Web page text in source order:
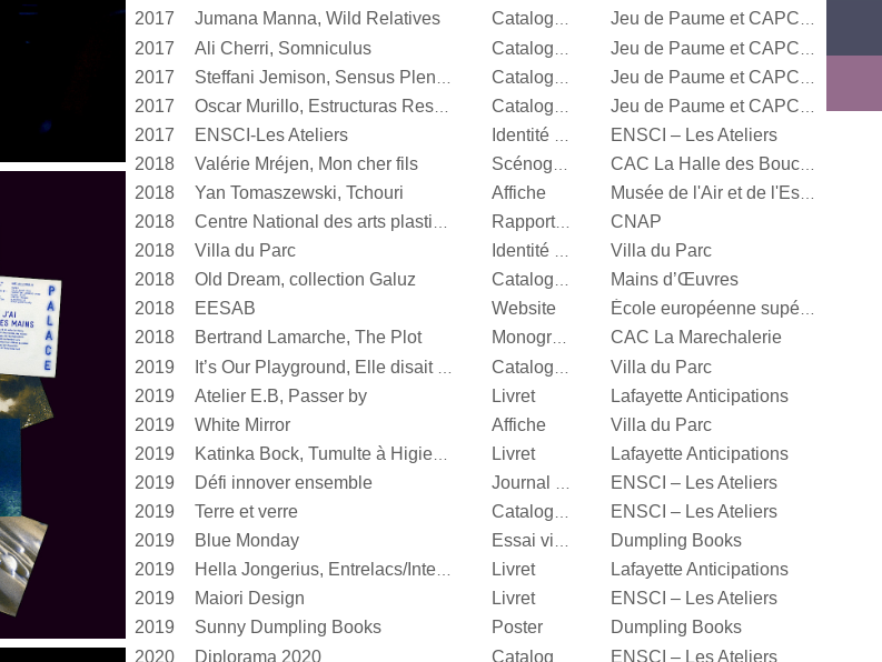
2017 Jumana Manna, Wild Relatives Catalogue d’exposition Jeu de Paume et CAPC Bordeaux
2017 Ali Cherri, Somniculus
2017
2017 Oscar Murillo, Estructuras Resonantes
2017 ENSCI-Les Ateliers
ENSCI – Les Ateliers
2018
Valérie Mréjen, Mon cher fils
2018 Yan Tomaszewski, Tchouri Affiche Musée de l'Air et de l'Espace
2018 Centre National des arts plastiques Rapport d’activité
CNAP
2018
Villa du Parc Identité visuelle
Villa du Parc
2018
Old Dream, collection Galuz Catalogue d’exposition
Mains d’Œuvres
2018
EESAB Website École européenne supérieure d'art de Bretagne
2018 Bertrand Lamarche, The Plot Monographie
CAC La Marechalerie
2019
Villa du Parc
2019
Atelier E.B, Passer by Livret
Lafayette Anticipations
2019
White Mirror Affiche
Villa du Parc
2019
Katinka Bock, Tumulte à Higienopolis Livret
Lafayette Anticipations
2019
Défi innover ensemble
ENSCI – Les Ateliers
2019
Terre et verre Catalogue d’exposition
ENSCI – Les Ateliers
2019
Blue Monday Essai visuel
Dumpling Books
2019
Hella Jongerius, Entrelacs/Interlace Livret
Lafayette Anticipations
2019
Maiori Design Livret
ENSCI – Les Ateliers
2019
Sunny Dumpling Books Poster
Dumpling Books
2020
Diplorama 2020 ENSCI – Les Ateliers